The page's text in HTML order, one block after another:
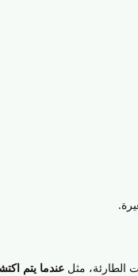
الطارئة، مثل عندما يتم